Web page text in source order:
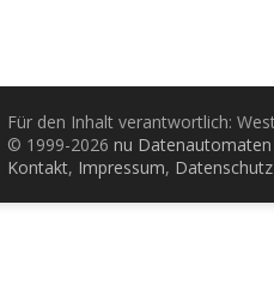
Für den Inhalt verantwortlich:
© 1999-2026 nu
Kontakt, Impressum, Datenschutz